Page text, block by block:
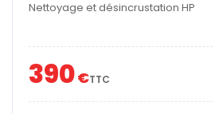
Nettoyage et désincrustation HP
390€TTC